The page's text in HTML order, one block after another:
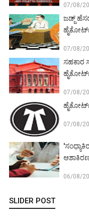
07/08/
ಜಡ್ಜ್
07/08/
ಸಹಕಾರ
07/08/
07/08/
06/08/
SLIDER POST